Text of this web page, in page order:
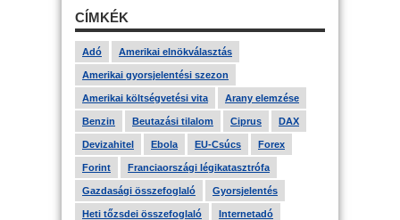
CÍMKÉK
Adó Amerikai elnökválasztás
Amerikai gyorsjelentési szezon
Amerikai költségvetési vita Arany elemzése
Benzin Beutazási tilalom Ciprus DAX
Devizahitel Ebola EU-Csúcs Forex
Forint Franciaországi légikatasztrófa
Gazdasági összefoglaló Gyorsjelentés
Heti tőzsdei összefoglaló Internetadó